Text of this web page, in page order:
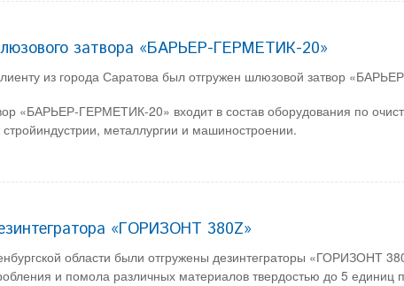
затвора «БАРЬЕР-ГЕРМЕТИК-20»
из города Саратова был отгружен шлюзовой затвор
«БАРЬЕР-ГЕРМЕТИК-20» входит в состав оборудования по
металлургии и машиностроении.
«ГОРИЗОНТ 380Z»
области были отгружены дезинтеграторы «ГОРИЗОНТ
и помола различных материалов твердостью до 5 единиц